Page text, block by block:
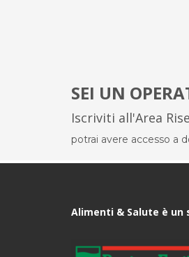
SEI UN
Iscriviti all'Area
potrai avere accesso a
Alimenti & Salute è